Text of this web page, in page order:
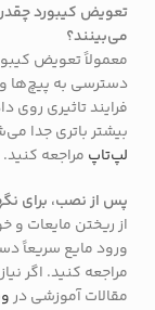
تعویض کیبورد
می‌بینند؟
دسترسی به پیچ‌ها و
فرایند تاثیری روی
بیشتر باتری جدا
لپ‌تاپ مراجعه کنید.
پس از نصب، برای
از ریختن مایعات و
ورود مایع سریعاً
مراجعه کنید. اگر
مقالات آموزشی در